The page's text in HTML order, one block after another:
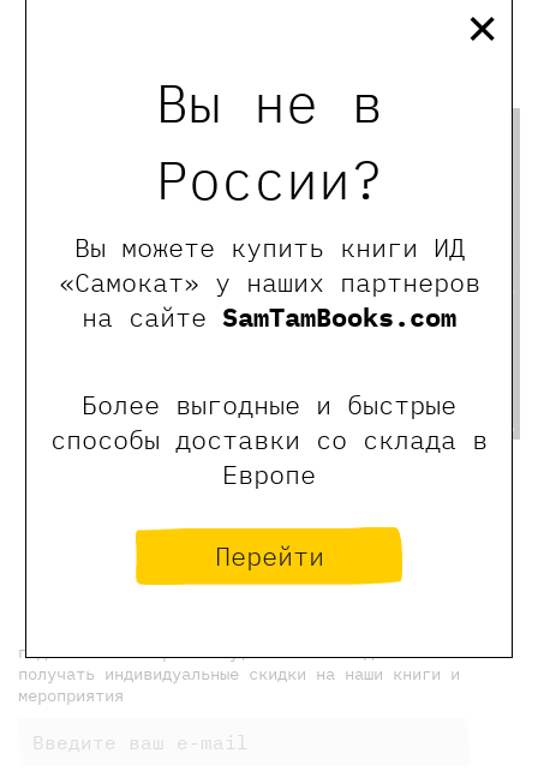
Вы не в
России?
Вы можете купить книги ИД
«Самокат» у наших партнеров
на сайте SamTamBooks.com
Более выгодные и быстрые
способы доставки со склада в
Европе
Перейти
×
«Сахаров. Человек, который не боялся»
← Предыдущая новость
новости Самоката
Следующая новость →
подпишитесь на рассылку, чтобы еженедельно
получать индивидуальные скидки на наши книги и
мероприятия